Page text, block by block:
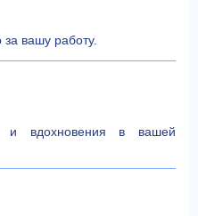
вашу работу.
и вдохновения в вашей